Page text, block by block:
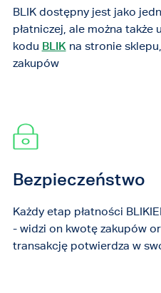
BLIK dostępny jest jako
płatniczej, ale można
kodu BLIKna stronie
zakupów
Bezpieczeństwo
Każdy etap płatności
- widzi on kwotę zakupów
transakcję potwierdza w